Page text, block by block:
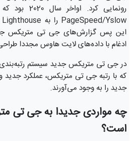
رونمایی
این پس گزارش‌های جی تی متریکس
ادغام با داده‌های لایت هاوس مجددا
در جی تی متریکس جدید سیستم
که با رتبه جی تی متریکس، عملکرد جدید
جدید را به وجود می‌آورند.
چه مواردی جدیدا به جی تی
است؟